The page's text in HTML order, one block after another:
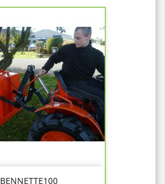
BENNETTE100